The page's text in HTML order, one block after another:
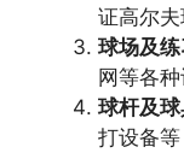
证高尔夫
球场及
网等各
球杆及
打设备等